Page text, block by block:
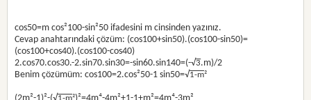
cos50=m cos²100-sin²50 ifadesini m cinsinden yazınız.
Cevap anahtarındaki çözüm: (cos100+sin50).(cos100-sin50)=
(cos100+cos40).(cos100-cos40)
2.cos70.cos30.-2.sin70.sin30=-sin60.sin140=(-√3.m)/2
Benim çözümüm: cos100=2.cos²50-1 sin50=√1-m²